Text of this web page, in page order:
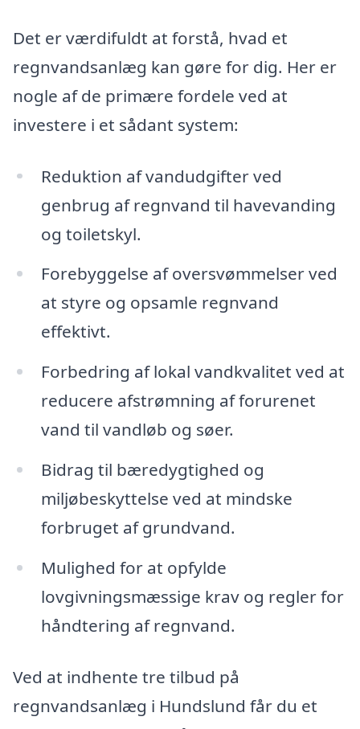
Det er værdifuldt at forstå, hvad et
regnvandsanlæg kan gøre for dig. Her er
nogle af de primære fordele ved at
investere i et sådant system:
Reduktion af vandudgifter ved
genbrug af regnvand til havevanding
og toiletskyl.
Forebyggelse af oversvømmelser ved
at styre og opsamle regnvand
effektivt.
Forbedring af lokal vandkvalitet ved at
reducere afstrømning af forurenet
vand til vandløb og søer.
Bidrag til bæredygtighed og
miljøbeskyttelse ved at mindske
forbruget af grundvand.
Mulighed for at opfylde
lovgivningsmæssige krav og regler for
håndtering af regnvand.
Ved at indhente tre tilbud på
regnvandsanlæg i Hundslund får du et